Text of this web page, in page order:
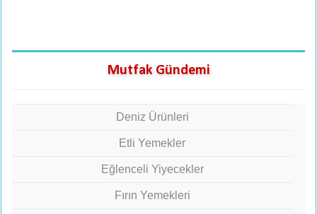
Mutfak Gündemi
Deniz Ürünleri
Etli Yemekler
Eğlenceli Yiyecekler
Fırın Yemekleri